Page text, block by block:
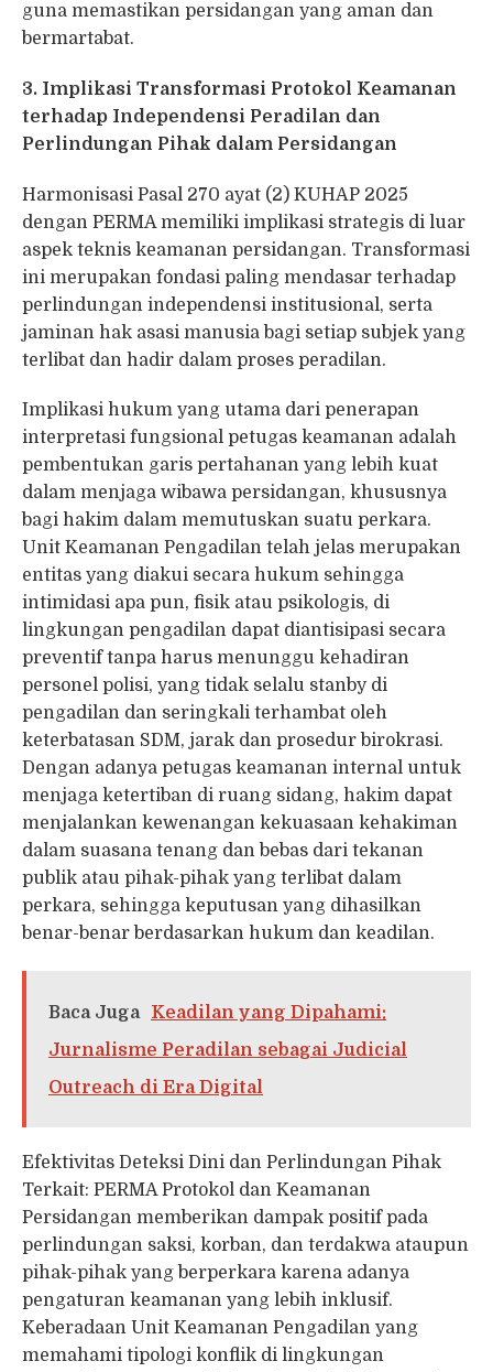
guna memastikan persidangan yang aman dan
bermartabat.
3. Implikasi Transformasi Protokol Keamanan
terhadap Independensi Peradilan dan
Perlindungan Pihak dalam Persidangan
Harmonisasi Pasal 270 ayat (2) KUHAP 2025
dengan PERMA memiliki implikasi strategis di luar
aspek teknis keamanan persidangan. Transformasi
ini merupakan fondasi paling mendasar terhadap
perlindungan independensi institusional, serta
jaminan hak asasi manusia bagi setiap subjek yang
terlibat dan hadir dalam proses peradilan.
Implikasi hukum yang utama dari penerapan
interpretasi fungsional petugas keamanan adalah
pembentukan garis pertahanan yang lebih kuat
dalam menjaga wibawa persidangan, khususnya
bagi hakim dalam memutuskan suatu perkara.
Unit Keamanan Pengadilan telah jelas merupakan
entitas yang diakui secara hukum sehingga
intimidasi apa pun, fisik atau psikologis, di
lingkungan pengadilan dapat diantisipasi secara
preventif tanpa harus menunggu kehadiran
personel polisi, yang tidak selalu stanby di
pengadilan dan seringkali terhambat oleh
keterbatasan SDM, jarak dan prosedur birokrasi.
Dengan adanya petugas keamanan internal untuk
menjaga ketertiban di ruang sidang, hakim dapat
menjalankan kewenangan kekuasaan kehakiman
dalam suasana tenang dan bebas dari tekanan
publik atau pihak-pihak yang terlibat dalam
perkara, sehingga keputusan yang dihasilkan
benar-benar berdasarkan hukum dan keadilan.
Baca Juga
Keadilan yang Dipahami:
Jurnalisme Peradilan sebagai Judicial
Outreach di Era Digital
Efektivitas Deteksi Dini dan Perlindungan Pihak
Terkait: PERMA Protokol dan Keamanan
Persidangan memberikan dampak positif pada
perlindungan saksi, korban, dan terdakwa ataupun
pihak-pihak yang berperkara karena adanya
pengaturan keamanan yang lebih inklusif.
Keberadaan Unit Keamanan Pengadilan yang
memahami tipologi konflik di lingkungan